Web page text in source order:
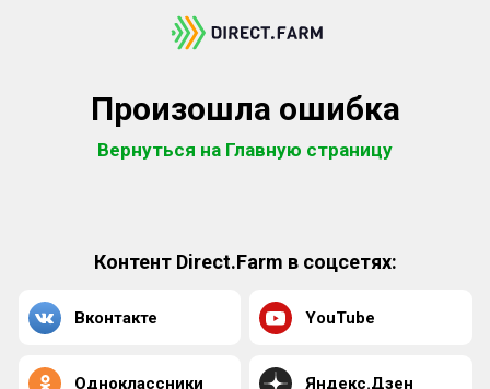
Произошла ошибка
Вернуться на Главную страницу
Контент Direct.Farm в соцсетях:
Вконтакте YouTube
Одноклассники Яндекс.Дзен